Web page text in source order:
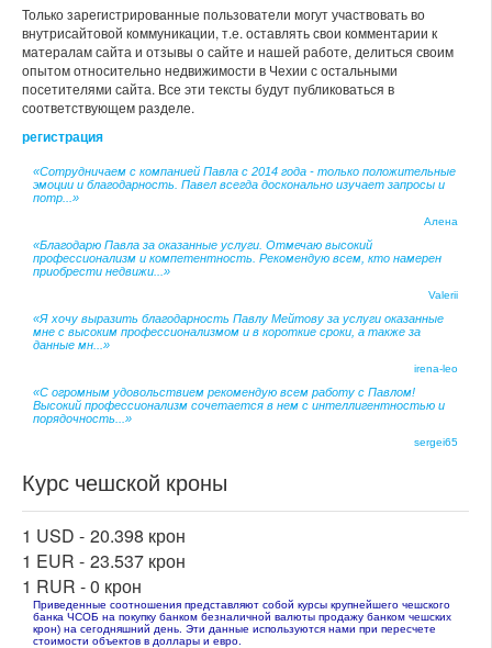
Только зарегистрированные пользователи могут участвовать во
внутрисайтовой коммуникации, т.е. оставлять свои комментарии к
матералам сайта и отзывы о сайте и нашей работе, делиться своим
опытом относительно недвижимости в Чехии с остальными
посетителями сайта. Все эти тексты будут публиковаться в
соответствующем разделе.
регистрация
«Сотрудничаем с компанией Павла с 2014 года - только положительные
эмоции и благодарность. Павел всегда досконально изучает запросы и
потр...»
Алена
«Благодарю Павла за оказанные услуги. Отмечаю высокий
профессионализм и компетентность. Рекомендую всем, кто намерен
приобрести недвижи...»
Valerii
«Я хочу выразить благодарность Павлу Мейтову за услуги оказанные
мне с высоким профессионализмом и в короткие сроки, а также за
данные мн...»
irena-leo
«С огромным удовольствием рекомендую всем работу с Павлом!
Высокий профессионализм сочетается в нем с интеллигентностью и
порядочность...»
sergei65
Курс чешской кроны
1 USD - 20.398 крон
1 EUR - 23.537 крон
1 RUR -0 крон
Приведенные соотношения представляют собой курсы крупнейшего чешского
банка ЧСОБ на покупку банком безналичной валюты продажу банком чешских
крон) на сегодняшний день. Эти данные используются нами при пересчете
стоимости объектов в доллары и евро.